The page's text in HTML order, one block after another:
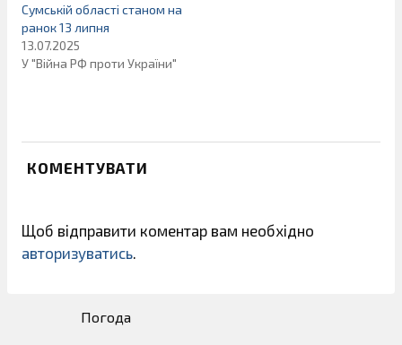
Сумській області станом на
ранок 13 липня
13.07.2025
У "Війна РФ проти України"
КОМЕНТУВАТИ
Щоб відправити коментар вам необхідно
авторизуватись
Погода